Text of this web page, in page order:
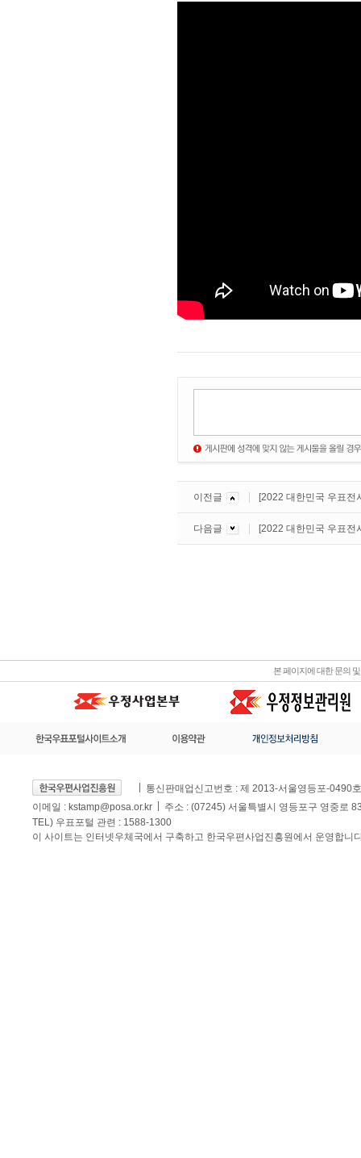
이전글 [2022 대한민국 우표전
다음글 [2022 대한민국 우표전
본 페이지에 대한 문의
통신판매업신고번호 : 제 2013-서울영등포-0490호
이메일 : kstamp@posa.or.kr
주소 : (07245) 서울특별시 영등포구 영중로
TEL) 우표포털 관련 : 1588-1300
이 사이트는 인터넷우체국에서 구축하고 한국우편사업진흥원에서 운영합니